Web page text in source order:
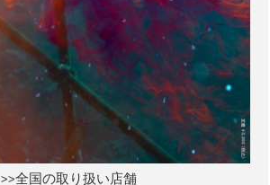
>>全国の取り扱い店舗